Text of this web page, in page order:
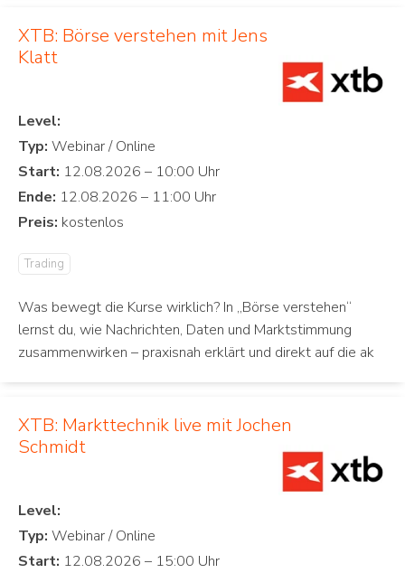
XTB: Börse verstehen mit Jens
Klatt
Level:
Typ:
Start:
Ende:
Preis:
Trading
Was bewegt die Kurse wirklich? In „Börse verstehen“
lernst du, wie Nachrichten, Daten und Marktstimmung
zusammenwirken – praxisnah erklärt und direkt auf die ak
XTB: Markttechnik live mit Jochen
Schmidt
Level:
Typ:
Start: